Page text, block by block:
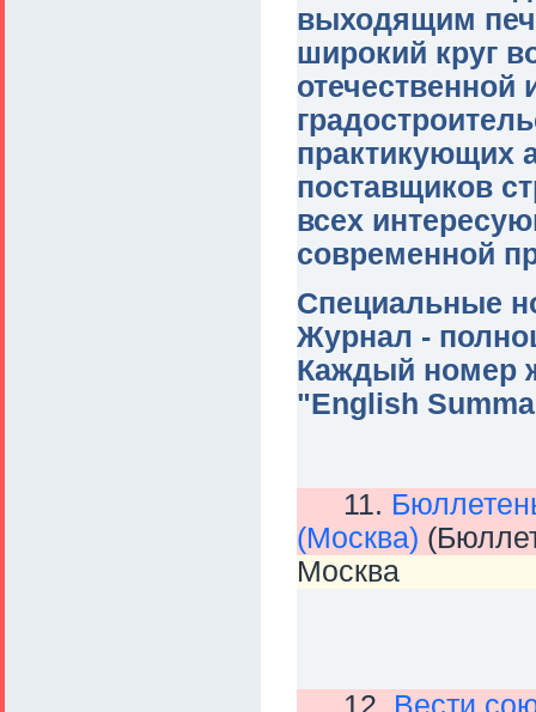
выходящим
широкий круг
отечественной
практикующих
поставщиков
всех
современной
Специальные
Журнал -
Каждый номер
"English
11.
(Москва)
Москва